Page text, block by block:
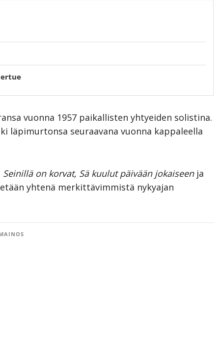
vuonna 1957 paikallisten yhtyeiden solistina.
läpimurtonsa seuraavana vuonna kappaleella
Seinillä on korvat, Sä kuulut päivään jokaiseenja
yhtenä merkittävimmistä nykyajan